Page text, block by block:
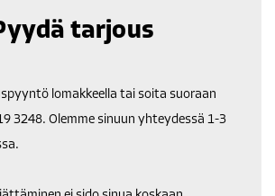
tarjous
lomakkeella tai soita suoraan
3248. Olemme sinuun yhteydessä 1-3